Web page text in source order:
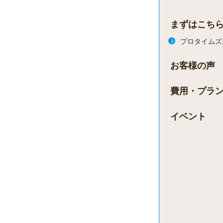
まずはこち
プロタイム
お客様の声
費用・プラ
イベント